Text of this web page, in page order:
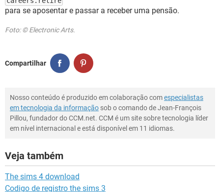
para se aposentar e passar a receber uma pensão.
Foto: © Electronic Arts.
Compartilhar
Nosso conteúdo é produzido em colaboração comespecialistas
em tecnologia da informação sob o comando de Jean-François
Pillou, fundador do CCM.net. CCM é um site sobre tecnologia líder
em nível internacional e está disponível em 11 idiomas.
Veja também
The sims 4 download
Codigo de registro the sims 3